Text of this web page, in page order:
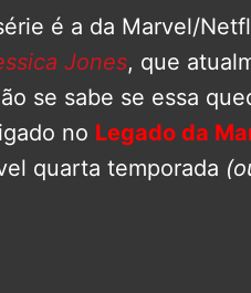
é a da Marvel/
Jones, que
se sabe se essa
no Legado da
quarta temporada